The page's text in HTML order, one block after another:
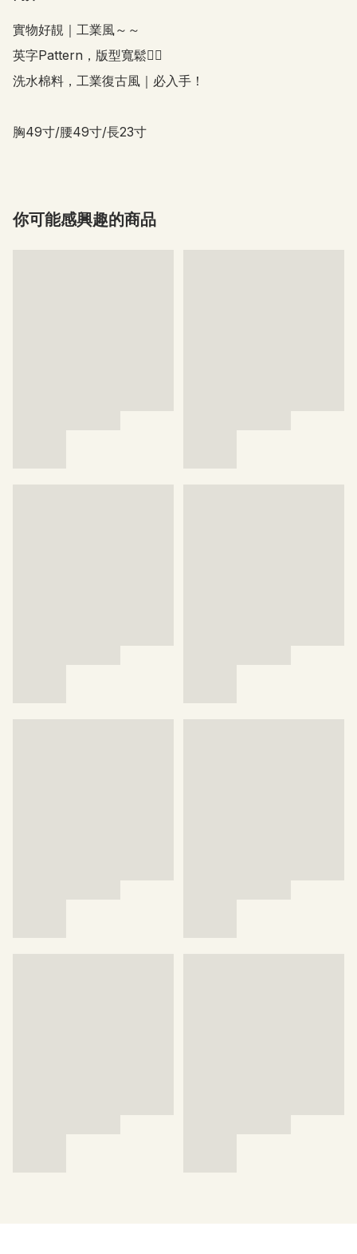
實物好靚｜工業風～～
英字Pattern，版型寬鬆👍🏻
洗水棉料，工業復古風｜必入手！
胸49寸/腰49寸/長23寸
你可能感興趣的商品